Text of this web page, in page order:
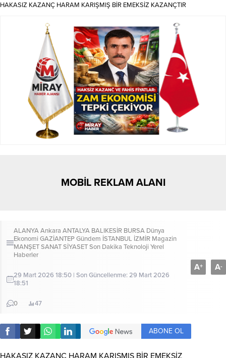
HAKASIZ KAZANÇ HARAM KARIŞMIŞ BİR EMEKSİZ KAZANÇTIR
MOBİL REKLAM ALANI
ALANYAAnkara ANTALYA BALIKESİR BURSA Dünya
Ekonomi GAZİANTEPGündem İSTANBUL İZMİR Magazin
MANŞETSANATSİYASETSon Dakika Teknoloji Yerel
Haberler
29 Mart 2026 18:50 | Son Güncellenme: 29 Mart 2026
18:51
0 47
A+ A-
ABONE OL